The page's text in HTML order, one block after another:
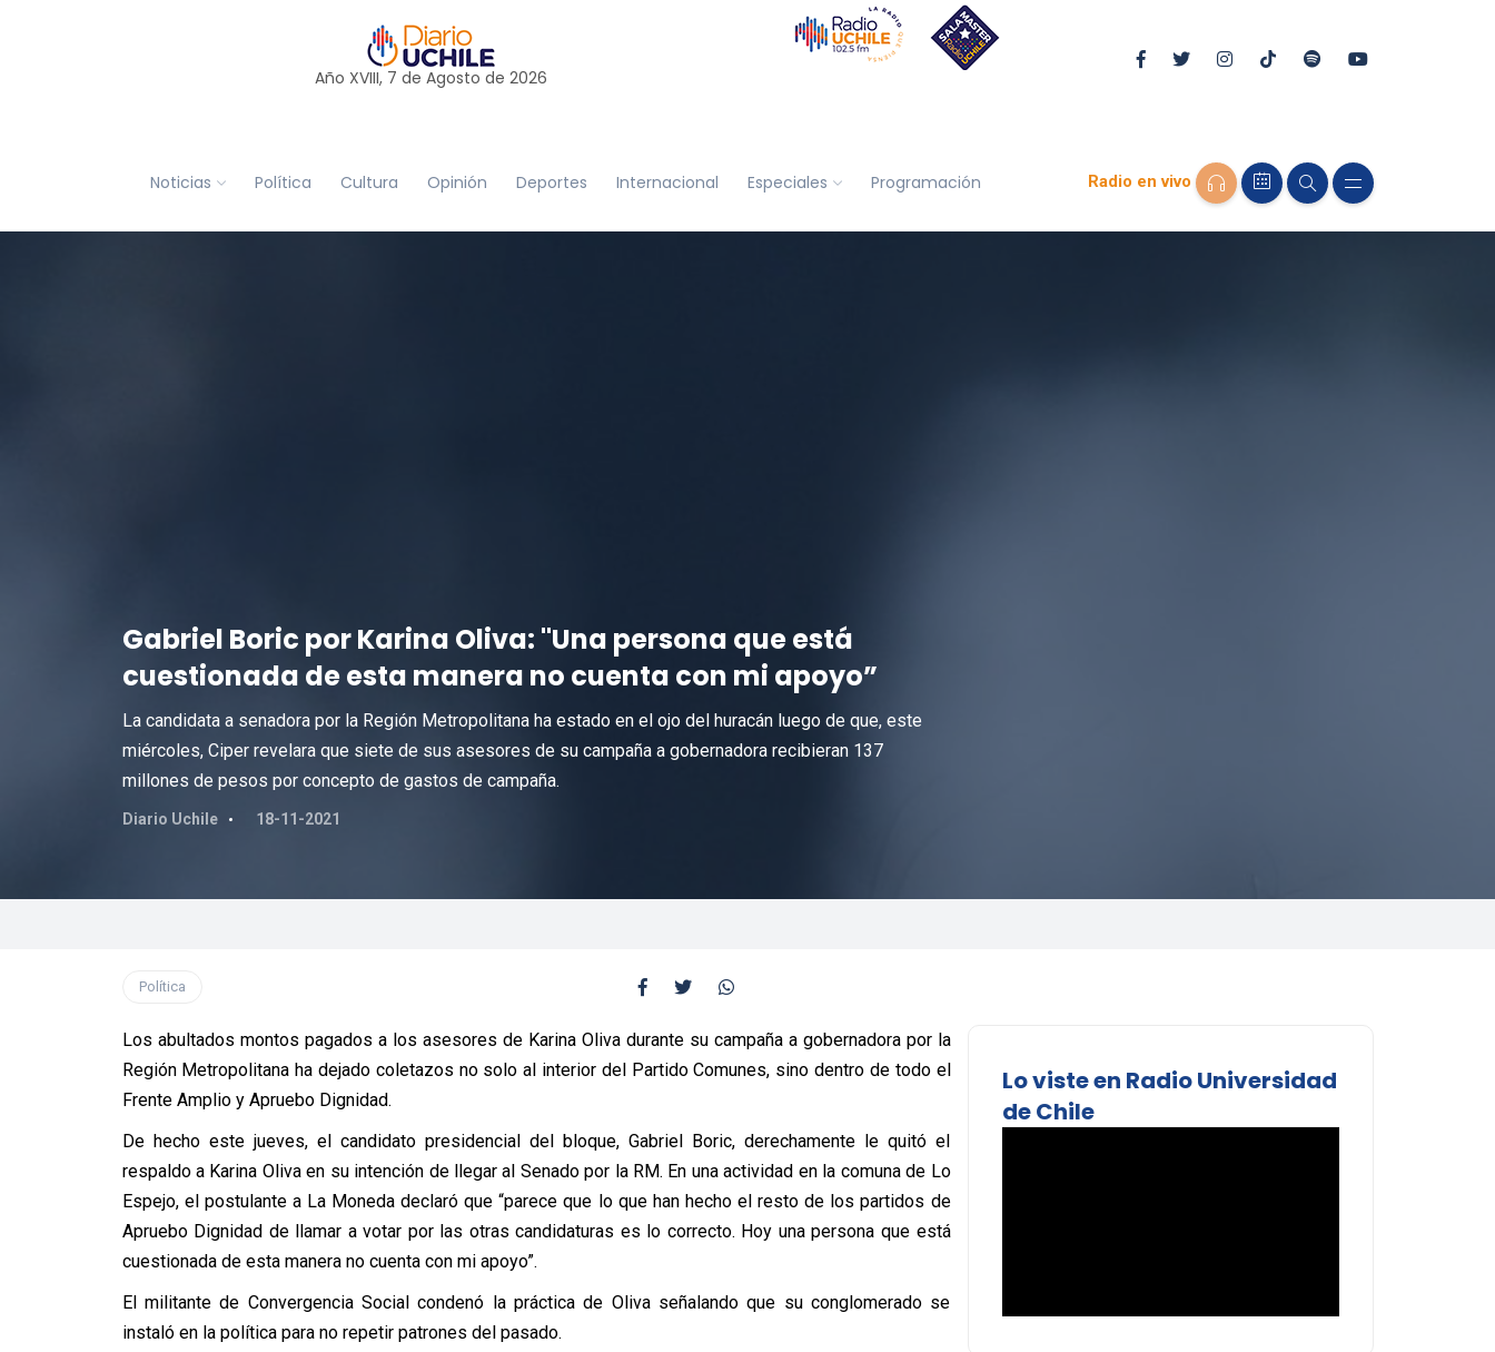
Año XVIII, 7 de Agosto de 2026
Noticias Política Cultura Opinión Deportes Internacional Especiales Programación Radio en vivo
Gabriel Boric por Karina Oliva: "Una persona que está
cuestionada de esta manera no cuenta con mi apoyo”
La candidata a senadora por la Región Metropolitana ha estado en el ojo del huracán luego de que, este
miércoles, Ciper revelara que siete de sus asesores de su campaña a gobernadora recibieran 137
millones de pesos por concepto de gastos de campaña.
Diario Uchile 18-11-2021
Política
Los abultados montos pagados a los asesores de Karina Oliva durante su campaña a gobernadora por la
Región Metropolitana ha dejado coletazos no solo al interior del Partido Comunes, sino dentro de todo el
Frente Amplio y Apruebo Dignidad.
De hecho este jueves, el candidato presidencial del bloque, Gabriel Boric, derechamente le quitó el
respaldo a Karina Oliva en su intención de llegar al Senado por la RM. En una actividad en la comuna de Lo
Espejo, el postulante a La Moneda declaró que “parece que lo que han hecho el resto de los partidos de
Apruebo Dignidad de llamar a votar por las otras candidaturas es lo correcto. Hoy una persona que está
cuestionada de esta manera no cuenta con mi apoyo”.
El militante de Convergencia Social condenó la práctica de Oliva señalando que su conglomerado se
instaló en la política para no repetir patrones del pasado.
Lo viste en Radio Universidad
de Chile